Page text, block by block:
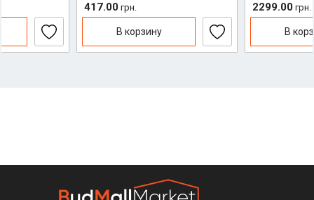
417.00 грн.
В корзину
2299.00 грн.
В